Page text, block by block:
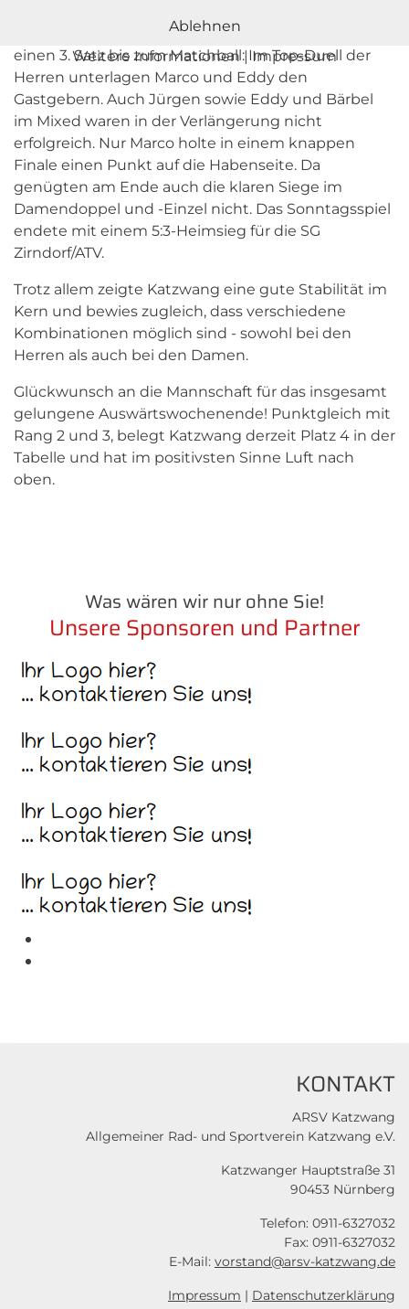
Mal Bärbel zur Seite. Gleich vier Spiele brauchten
einen 3. Satz bis zum Matchball: Im Top-Duell der
Herren unterlagen Marco und Eddy den
Gastgebern. Auch Jürgen sowie Eddy und Bärbel
im Mixed waren in der Verlängerung nicht
erfolgreich. Nur Marco holte in einem knappen
Finale einen Punkt auf die Habenseite. Da
genügten am Ende auch die klaren Siege im
Damendoppel und -Einzel nicht. Das Sonntagsspiel
endete mit einem 5:3-Heimsieg für die SG
Zirndorf/ATV.
Trotz allem zeigte Katzwang eine gute Stabilität im
Kern und bewies zugleich, dass verschiedene
Kombinationen möglich sind - sowohl bei den
Herren als auch bei den Damen.
Glückwunsch an die Mannschaft für das insgesamt
gelungene Auswärtswochenende! Punktgleich mit
Rang 2 und 3, belegt Katzwang derzeit Platz 4 in der
Tabelle und hat im positivsten Sinne Luft nach
oben.
Was wären wir nur ohne Sie!
Unsere Sponsoren und Partner
KONTAKT
ARSV Katzwang
Allgemeiner Rad- und Sportverein Katzwang e.V.
Katzwanger Hauptstraße 31
90453 Nürnberg
Telefon: 0911-6327032
Fax: 0911-6327032
E-Mail: vorstand@arsv-katzwang.de
Impressum | Datenschutzerklärung
Ablehnen
Weitere Informationen |Impressum